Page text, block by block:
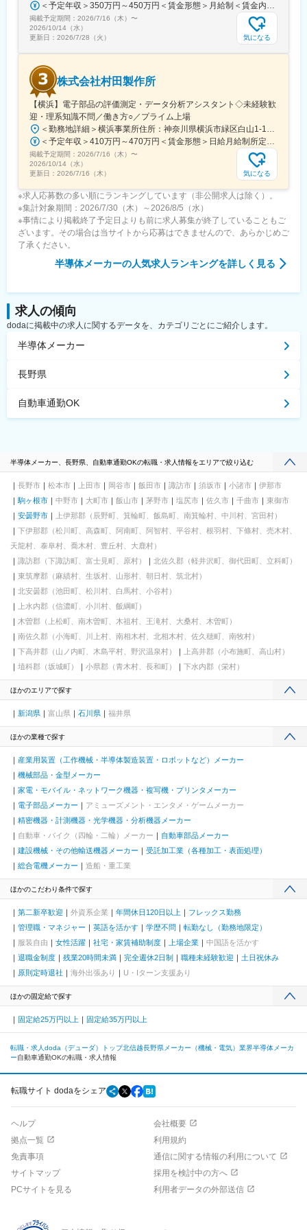
＜予定年収＞350万円～450万円＜賃金形態＞月給制＜賃金内訳＞月額（基本給）：184,000円～220,000円その他固定手当/月：22,000円～50,000円＜月給＞206,000円～270,000円＜昇給有無＞有＜残業手当＞有＜給与補足＞■賞与：年2回（前年度実績：3.6ヵ月）■年収はご年齢・経験により決定します。上記初年度賞与は寸志での計算となる場合があります。賃金はあくまでも目安の金額であり、選考を通じて上下する可能性があります。月給(月額)は固定手当を含めた表記です。
掲載予定期間： 2026/7/16（木） 〜
2026/10/14（水）
更新日： 2026/7/28（火） 気になる
株式会社村田製作所
【横浜】電子部品の評価測定・データ分析アシスタント◇未経験歓
迎・理系知識不問／働き方○／プライム上場
＜勤務地詳細＞横浜事業所住所：神奈川県横浜市緑区白山1-18-1 白山ハイテクパーク内勤務地最寄駅：JR横浜線／中山駅受動喫煙対策：屋内全面禁煙変更の範囲：会社の定める事業所（リモートワーク含む）
＜予定年収＞410万円～470万円＜賃金形態＞日給月給制所定労働日数20日※月によって所定労働日数が異なります。年間所定就業日数は242日です。＜賃金内訳＞月額（基本給）：241,600円～283,100円/月20日間勤務想定＜想定月額＞241,600円～283,100円＜昇給有無＞有＜残業手当＞有＜給与補足＞年収はあくまで目安であり、経験に応じて決定します。賃金はあくまでも目安の金額であり、選考を通じて上下する可能性があります。月給(月額)は固定手当を含めた表記です。
掲載予定期間： 2026/7/16（木） 〜
2026/10/14（水）
更新日： 2026/7/16（木） 気になる
※求人応募数の多い順にランキングしています（非公開求人は除く）。
※集計対象期間：2026/7/30（木）～2026/8/5（水）
※事情により掲載終了予定日よりも前に求人募集が終了していることもご
ざいます。その場合は当サイトから応募はできませんので、あらかじめご
了承ください。
半導体メーカーの人気求人ランキングを詳しく見る
求人の傾向
dodaに掲載中の求人に関するデータを、カテゴリごとにご紹介します。
半導体メーカー
長野県
自動車通勤OK
半導体メーカー、長野県、自動車通勤OKの転職・求人情報をエリアで絞り込む
長野市 松本市 上田市 岡谷市 飯田市 諏訪市 須坂市 小諸市
伊那市
駒ヶ根市
中野市 大町市 飯山市 茅野市 塩尻市 佐久市 千曲市
東御市
安曇野市
上伊那郡（辰野町、箕輪町、飯島町、南箕輪村、中川村、宮田村）
下伊那郡（松川町、高森町、阿南町、阿智村、平谷村、根羽村、下條村、売木村、
天龍村、泰阜村、喬木村、豊丘村、大鹿村）
諏訪郡（下諏訪町、富士見町、原村）
北佐久郡（軽井沢町、御代田町、立科町）
東筑摩郡（麻績村、生坂村、山形村、朝日村、筑北村）
北安曇郡（池田町、松川村、白馬村、小谷村）
上水内郡（信濃町、小川村、飯綱町）
木曽郡（上松町、南木曽町、木祖村、王滝村、大桑村、木曽町）
南佐久郡（小海町、川上村、南相木村、北相木村、佐久穂町、南牧村）
下高井郡（山ノ内町、木島平村、野沢温泉村）
上高井郡（小布施町、高山村）
埴科郡（坂城町）
小県郡（青木村、長和町） 下水内郡（栄村）
ほかのエリアで探す
新潟県 富山県 石川県 福井県
ほかの業種で探す
産業用装置（工作機械・半導体製造装置・ロボットなど）メーカー
機械部品・金型メーカー
家電・モバイル・ネットワーク機器・複写機・プリンタメーカー
電子部品メーカー
アミューズメント・エンタメ・ゲームメーカー
精密機器・計測機器・光学機器・分析機器メーカー
自動車・バイク（四輪・二輪）メーカー
自動車部品メーカー
建設機械・その他輸送機器メーカー
受託加工業（各種加工・表面処理）
総合電機メーカー
造船・重工業
ほかのこだわり条件で探す
第二新卒歓迎 外資系企業 年間休日120日以上
フレックス勤務
管理職・マネジャー
英語を活かす 学歴不問
転勤なし（勤務地限定）
服装自由
女性活躍 社宅・家賃補助制度 上場企業
中国語を活かす
退職金制度
残業20時間未満 完全週休2日制 職種未経験歓迎
土日祝休み
原則定時退社
海外出張あり U・Iターン支援あり
ほかの固定給で探す
固定給25万円以上 固定給35万円以上
転職・求人doda（デューダ）トップ北信越長野県 メーカー（機械・電気）業界半導体メーカ
ー自動車通勤OKの転職・求人情報
転職サイト dodaをシェア
ヘルプ
会社概要
拠点一覧
利用規約
免責事項
通信に関する情報の利用について
サイトマップ
採用を検討中の方へ
PCサイトを見る
利用者データの外部送信